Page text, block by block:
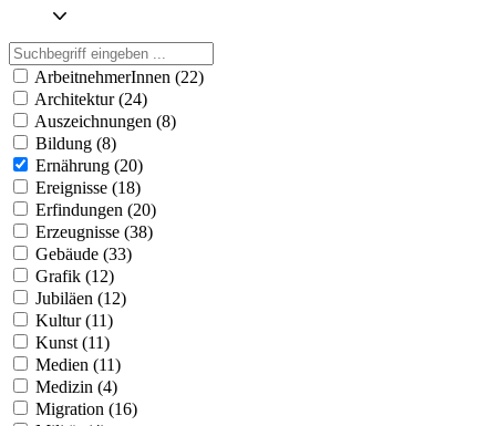
ArbeitnehmerInnen (22)
Architektur (24)
Auszeichnungen (8)
Bildung (8)
Ernährung (20)
Ereignisse (18)
Erfindungen (20)
Erzeugnisse (38)
Gebäude (33)
Grafik (12)
Jubiläen (12)
Kultur (11)
Kunst (11)
Medien (11)
Medizin (4)
Migration (16)